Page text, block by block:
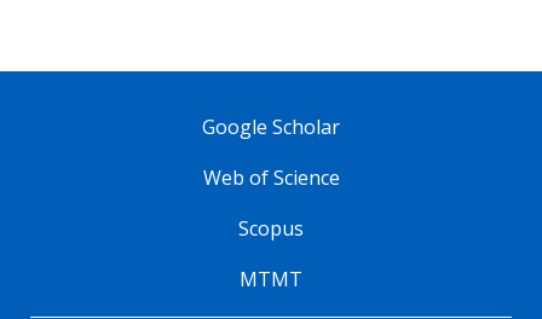
Google Scholar
Web of Science
Scopus
MTMT